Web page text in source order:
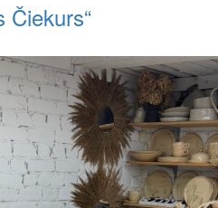
Čiekurs“